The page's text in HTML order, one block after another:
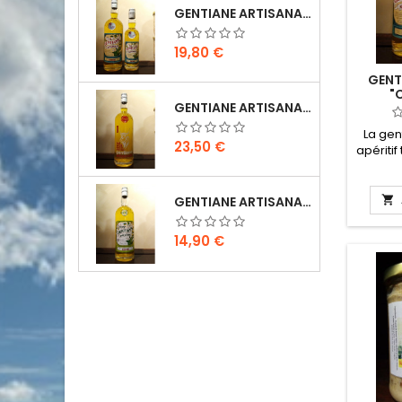
GENTIANE ARTISANALE "CLASSIQUE" 1 L
Prix
19,80 €
GENTIANE ARTISANALE "L'INTENSE" 1 L
Prix
23,50 €
GENTIANE ARTISANALE SANS ALCOOL 1 L
Prix
14,90 €
La
apéritif
la
1908.
